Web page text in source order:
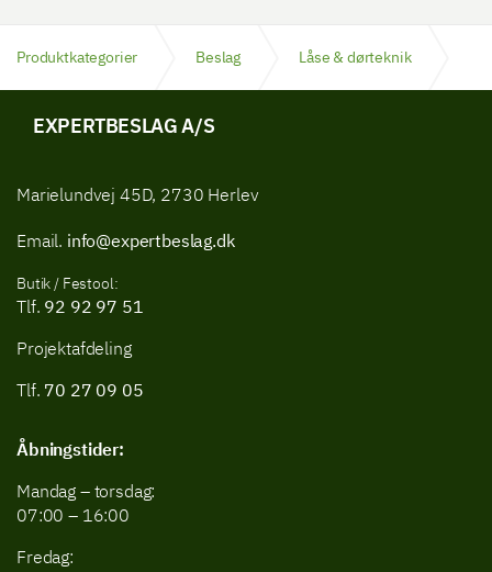
Produktkategorier Beslag Låse & dørteknik
Skudrigler
EXPERTBESLAG A/S
Marielundvej 45D, 2730 Herlev
Email. info@expertbeslag.dk
Butik / Festool:
Tlf. 92 92 97 51
Projektafdeling
Tlf. 70 27 09 05
Åbningstider:
Mandag – torsdag:
07:00 – 16:00
Fredag: